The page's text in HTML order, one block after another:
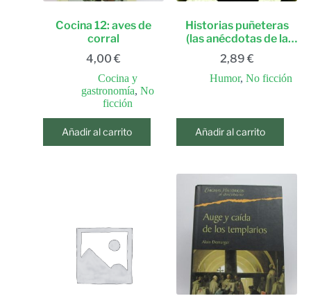
Cocina 12: aves de
corral
4,00 €
Cocina y
gastronomía, No
ficción
Añadir al carrito
Historias puñeteras
(las anécdotas de la
justicia) (spanish
edition)
2,89 €
Humor, No ficción
Añadir al carrito